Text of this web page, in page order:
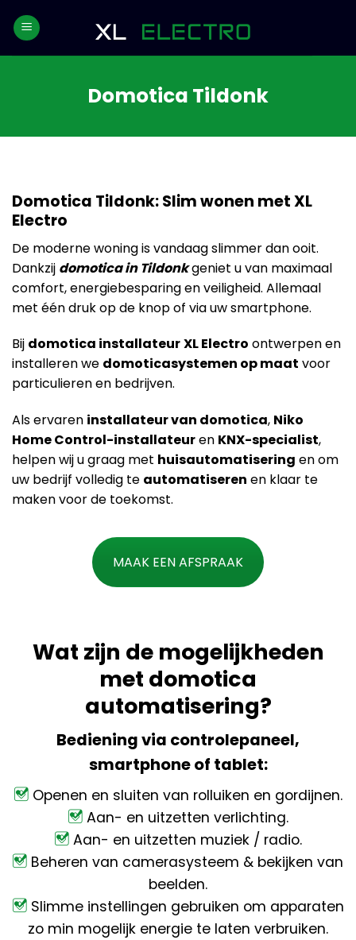
Domotica Tildonk
Domotica Tildonk: Slim wonen met XL
Electro
De moderne woning is vandaag slimmer dan ooit.
Dankzij domotica in Tildonkgeniet u van maximaal
comfort, energiebesparing en veiligheid. Allemaal
met één druk op de knop of via uw smartphone.
Bij domotica installateurXL Electro ontwerpen en
installeren we domoticasystemen op maat voor
particulieren en bedrijven.
Als ervaren installateur van domotica, Niko
Home Control-installateuren KNX-specialist,
helpen wij u graag met huisautomatisering en om
uw bedrijf volledig te automatiseren en klaar te
maken voor de toekomst.
MAAK EEN AFSPRAAK
Wat zijn de mogelijkheden
met domotica
automatisering?
Bediening via controlepaneel,
smartphone of tablet:
Openen en sluiten van rolluiken en gordijnen.
Aan- en uitzetten verlichting.
Aan- en uitzetten muziek / radio.
Beheren van camerasysteem & bekijken van
beelden.
Slimme instellingen gebruiken om apparaten
zo min mogelijk energie te laten verbruiken.